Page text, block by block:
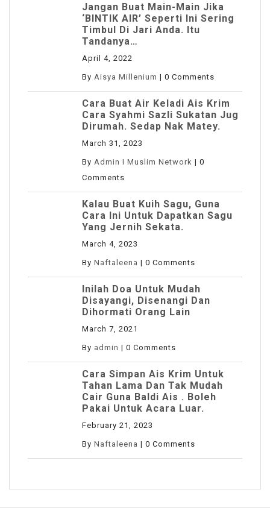
Jangan Buat Main-Main Jika
‘BINTIK AIR’ Seperti Ini Sering
Timbul Di Jari Anda. Itu
Tandanya…
April 4, 2022
By Aisya Millenium | 0 Comments
Cara Buat Air Keladi Ais Krim
Cara Syahmi Sazli Sukatan Jug
Dirumah. Sedap Nak Matey.
March 31, 2023
By Admin I Muslim Network | 0
Comments
Kalau Buat Kuih Sagu, Guna
Cara Ini Untuk Dapatkan Sagu
Yang Jernih Sekata.
March 4, 2023
By Naftaleena | 0 Comments
Inilah Doa Untuk Mudah
Disayangi, Disenangi Dan
Dihormati Orang Lain
March 7, 2021
By admin | 0 Comments
Cara Simpan Ais Krim Untuk
Tahan Lama Dan Tak Mudah
Cair Guna Baldi Ais . Boleh
Pakai Untuk Acara Luar.
February 21, 2023
By Naftaleena | 0 Comments